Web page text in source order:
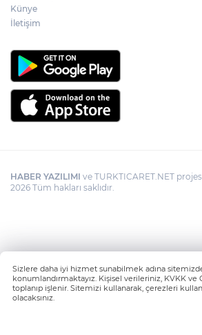
Künye
İletişim
HABER YAZILIMI ve TURKTICARET.NET
2026 Tüm hakları saklıdır.
Sizlere daha iyi hizmet sunabilmek adına
konumlandırmaktayız. Kişisel verileriniz, KVKK ve
toplanıp işlenir. Sitemizi kullanarak, çerezleri
olacaksınız.